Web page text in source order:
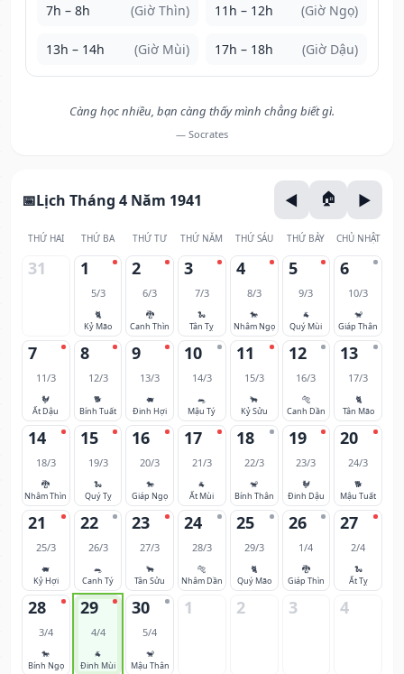
7h – 8h (Giờ Thìn) 11h – 12h (Giờ Ngọ)
13h – 14h (Giờ Mùi) 17h – 18h (Giờ Dậu)
Càng học nhiều, bạn càng thấy mình chẳng biết gì.
— Socrates
Lịch Tháng 4 Năm 1941
THỨ HAI THỨ BA THỨ TƯ THỨ NĂM THỨ SÁU THỨ BẢY CHỦ NHẬT
31 1
5/3
🐈
Kỷ Mão
2
6/3
🐉
Canh Thìn
3
7/3
🐍
Tân Tỵ
4
8/3
🐎
Nhâm Ngọ
5
9/3
🐐
Quý Mùi
6
10/3
🐒
Giáp Thân
7
11/3
🐓
Ất Dậu
8
12/3
🐕
Bính Tuất
9
13/3
🐖
Đinh Hợi
10
14/3
🐀
Mậu Tý
11
15/3
🐂
Kỷ Sửu
12
16/3
🐅
Canh Dần
13
17/3
🐈
Tân Mão
14
18/3
🐉
Nhâm Thìn
15
19/3
🐍
Quý Tỵ
16
20/3
🐎
Giáp Ngọ
17
21/3
🐐
Ất Mùi
18
22/3
🐒
Bính Thân
19
23/3
🐓
Đinh Dậu
20
24/3
🐕
Mậu Tuất
21
25/3
🐖
Kỷ Hợi
22
26/3
🐀
Canh Tý
23
27/3
🐂
Tân Sửu
24
28/3
🐅
Nhâm Dần
25
29/3
🐈
Quý Mão
26
1/4
🐉
Giáp Thìn
27
2/4
🐍
Ất Tỵ
28
3/4
🐎
Bính Ngọ
29
4/4
🐐
Đinh Mùi
30
5/4
🐒
Mậu Thân
1 2 3 4